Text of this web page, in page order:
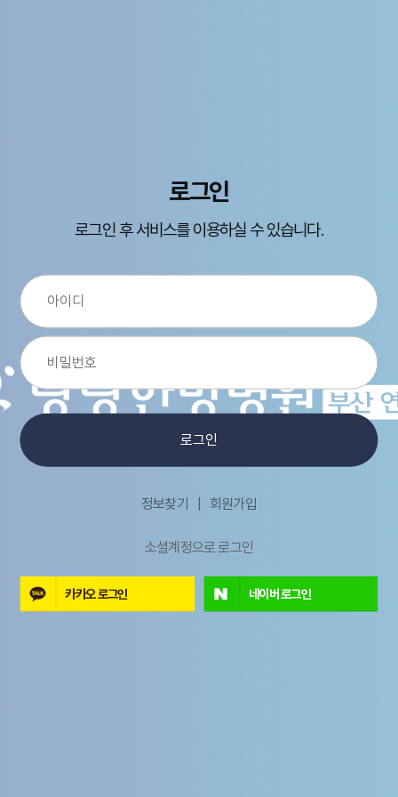
로그인
로그인 후 서비스를 이용하실 수 있습니다.
로그인
정보찾기 회원가입
소셜계정으로 로그인
카카오 로그인 네이버로그인